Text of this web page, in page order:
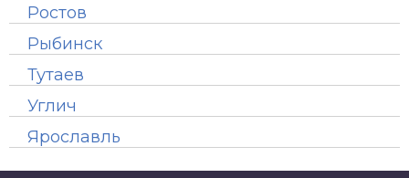
Ростов
Рыбинск
Тутаев
Углич
Ярославль